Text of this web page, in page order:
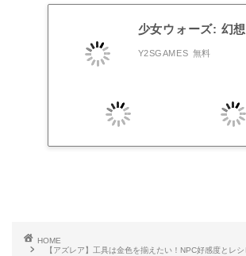
少女ウォーズ: 幻
Y2SGAMES 無料
HOME
【アズレア】工具は金色を揃えたい！NPC好感度とレ